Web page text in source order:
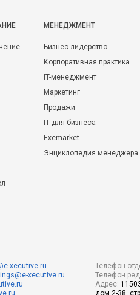
МЕНЕДЖМЕНТ
Бизнес-лидерство
Корпоративная практика
IT-менеджмент
Маркетинг
Продажи
IT для бизнеса
Exemarket
Энциклопедия менеджера
xecutive.ru
xecutive.ru
Телефон
Телефон
Адрес:
дом 2-38,